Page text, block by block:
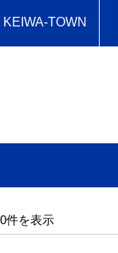
KEIWA-TOWN
を表示